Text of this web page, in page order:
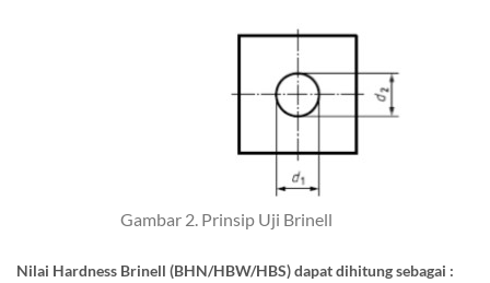
Gambar 2. Prinsip Uji Brinell
Nilai Hardness Brinell (BHN/HBW/HBS) dapat dihitung sebagai :